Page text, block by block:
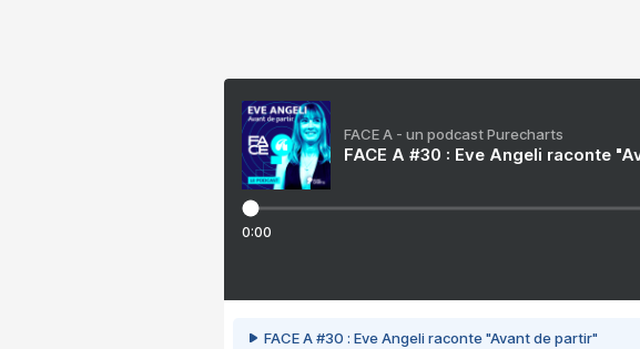
FACE A - un podcast Purecharts
FACE A #30 : Eve Angeli raconte
0:00
FACE A #30 : Eve Angeli raconte "Avant de partir"